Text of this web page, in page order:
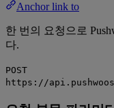
Anchor link to
한 번의 요청으로
다.
POST
https://